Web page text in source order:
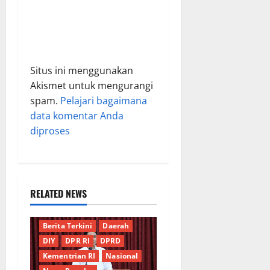
Situs ini menggunakan
Akismet untuk mengurangi
spam. Pelajari bagaimana
data komentar Anda
diproses
RELATED NEWS
Berita Terkini
Daerah
DIY
DPR RI
DPRD
Kementrian RI
Nasional